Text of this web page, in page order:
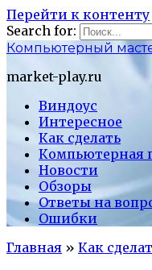
Перейти к контенту
Search for:
Компьютерный
market-play.ru
Виндоус
Интересное
Как сделать
Компьютерная
Новости
Обзоры
Ответы на
Ошибки
Главная » Как